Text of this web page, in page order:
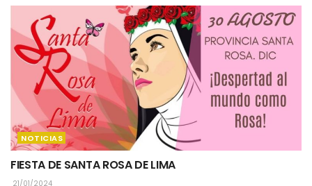
NOTICIAS
FIESTA DE SANTA ROSA DE LIMA
21/01/2024